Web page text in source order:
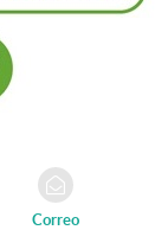
Correo